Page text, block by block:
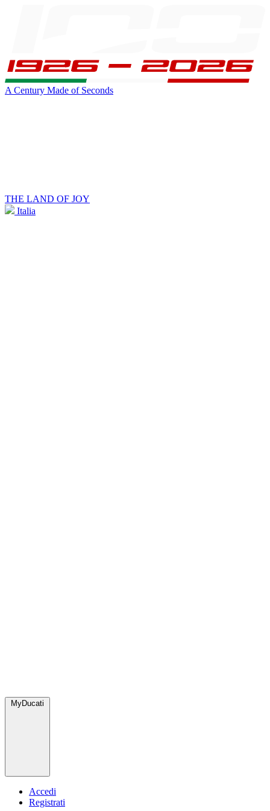
A Century Made of Seconds
THE LAND OF JOY
Italia
MyDucati
Accedi
Registrati